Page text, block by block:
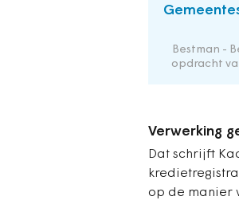
Bestman -
opdracht
Verwerking
Dat schrijft
op de manier